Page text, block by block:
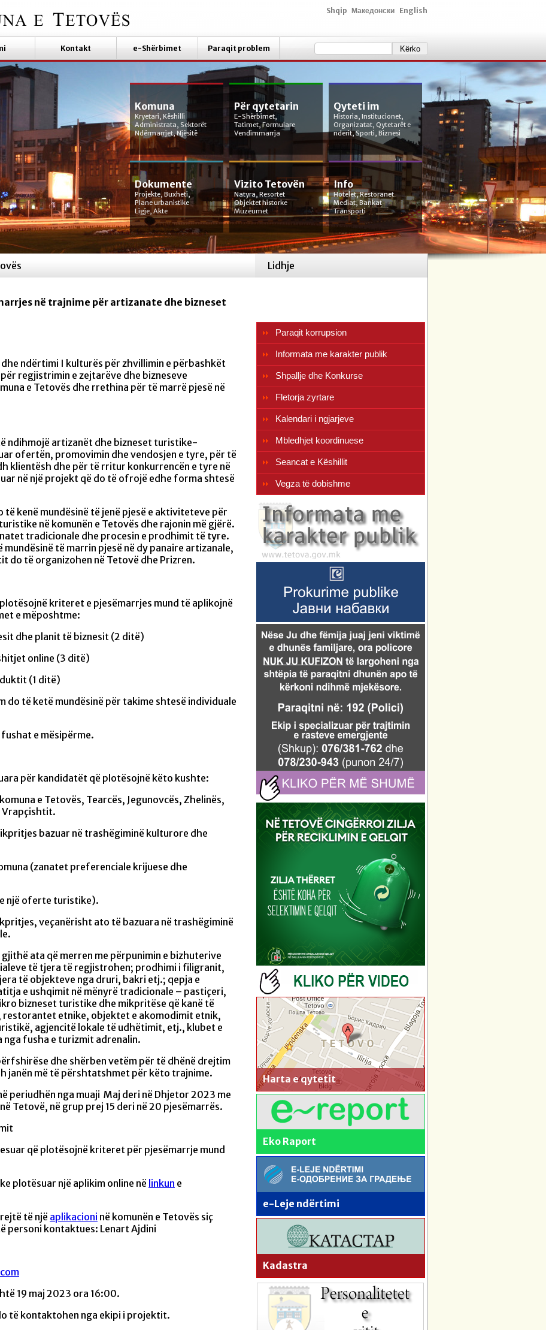
Shqip Македонски English
Kontakt e-Shërbimet Paraqit problem
Komuna
Kryetari, Këshilli
Administrata, Sektorët
Ndërmarrjet, Njësitë
Për qytetarin
E-Shërbimet,
Tatimet, Formulare
Vendimmarrja
Qyteti im
Historia, Institucionet,
Organizatat, Qytetarët e
nderit, Sporti, Biznesi
Dokumente
Projekte, Buxheti,
Plane urbanistike
Ligje, Akte
Vizito Tetovën
Natyra, Resortet
Objektet historke
Muzeumet
Info
Hotelet, Restoranet
Mediat, Bankat
Transporti
Lidhje
në trajnime për artizanate dhe bizneset
dhe ndërtimi I kulturës për zhvillimin e përbashkët
regjistrimin e zejtarëve dhe bizneseve
e Tetovës dhe rrethina për të marrë pjesë në
ndihmojë artizanët dhe bizneset turistike-
ofertën, promovimin dhe vendosjen e tyre, për të
klientësh dhe për të rritur konkurrencën e tyre në
në një projekt që do të ofrojë edhe forma shtesë
kenë mundësinë të jenë pjesë e aktiviteteve për
në komunën e Tetovës dhe rajonin më gjërë.
tradicionale dhe procesin e prodhimit të tyre.
mundësinë të marrin pjesë në dy panaire artizanale,
do të organizohen në Tetovë dhe Prizren.
kriteret e pjesëmarrjes mund të aplikojnë
e mëposhtme:
dhe planit të biznesit (2 ditë)
online (3 ditë)
(1 ditë)
do të ketë mundësinë për takime shtesë individuale
fushat e mësipërme.
për kandidatët që plotësojnë këto kushte:
e Tetovës, Tearcës, Jegunovcës, Zhelinës,
Vrapçishtit.
bazuar në trashëgiminë kulturore dhe
(zanatet preferenciale krijuese dhe
një oferte turistike).
veçanërisht ato të bazuara në trashëgiminë
ata që merren me përpunimin e bizhuterive
të tjera të regjistrohen; prodhimi i filigranit,
të objekteve nga druri, bakri etj.; qepja e
e ushqimit në mënyrë tradicionale – pastiçeri,
bizneset turistike dhe mikpritëse që kanë të
restorantet etnike, objektet e akomodimit etnik,
agjencitë lokale të udhëtimit, etj., klubet e
nga fusha e turizmit adrenalin.
dhe shërben vetëm për të dhënë drejtim
janën më të përshtatshmet për këto trajnime.
periudhën nga muaji Maj deri në Dhjetor 2023 me
Tetovë, në grup prej 15 deri në 20 pjesëmarrës.
që plotësojnë kriteret për pjesëmarrje mund
plotësuar një aplikim online në linkun e
të një aplikacioni në komunën e Tetovës siç
personi kontaktues: Lenart Ajdini
19 maj 2023 ora 16:00.
të kontaktohen nga ekipi i projektit.
Paraqit korrupsion
Informata me karakter publik
Shpallje dhe Konkurse
Fletorja zyrtare
Kalendari i ngjarjeve
Mbledhjet koordinuese
Seancat e Këshillit
Vegza të dobishme
Harta e qytetit
Eko Raport
e-Leje ndërtimi
Kadastra